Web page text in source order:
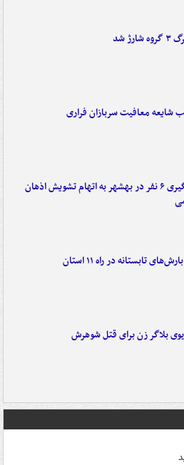
شد
شایعه معافیت سربازان فراری
دستگیری ۶ نفر در بهشهر به اتهام تشویش اذهان
تابستانه در راه ۱۱ استان
بلاگر زن برای قتل شوهرش